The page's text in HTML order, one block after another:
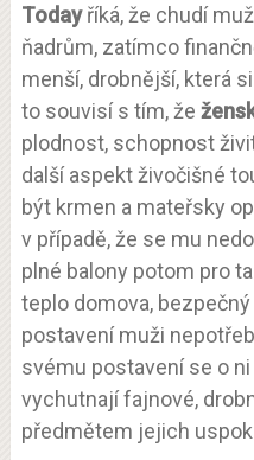
Todayříká, že chudí
ňadrům, zatímco
menší, drobnější, která
to souvisí s tím, že
plodnost, schopnost
další aspekt živočišné
být krmen a mateřsky
v případě, že se mu
plné balony potom pro
teplo domova,
postavení muži
svému postavení se o
vychutnají fajnové,
předmětem jejich